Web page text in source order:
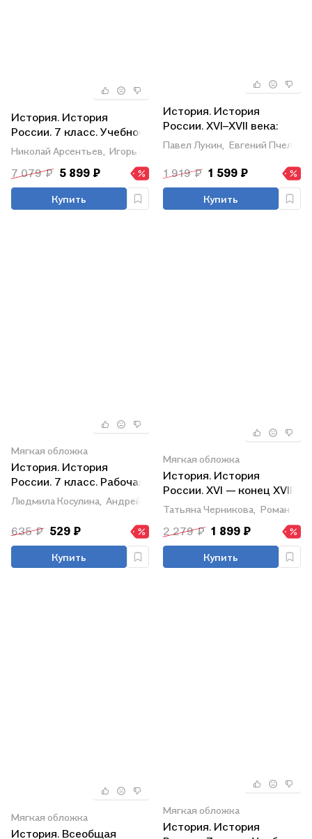
История. История
России. 7 класс. Учебное
пособие. В 3-х частях.
Часть 3 (для
слабовидящих
обучающихся)
Николай Арсентьев, Игорь Курукин, Александр Данилов
7 079 ₽ 5 899 ₽
Купить
История. История
России. XVI–XVII века:
учебник для 7 класса
общеобразовательных
организаций
Павел Лукин, Евгений Пчелов
1 919 ₽ 1 599 ₽
Купить
Мягкая обложка
История. История
России. 7 класс. Рабочая
тетрадь
Людмила Косулина, Андрей Лукутин,
635 ₽ 529 ₽
Купить
Мягкая обложка
История. История
России. XVI — конец XVII
века. 7 класс. Учебник
Татьяна Черникова, Роман
2 279 ₽ 1 899 ₽
Купить
Мягкая обложка
История. Всеобщая
Мягкая обложка
История. История